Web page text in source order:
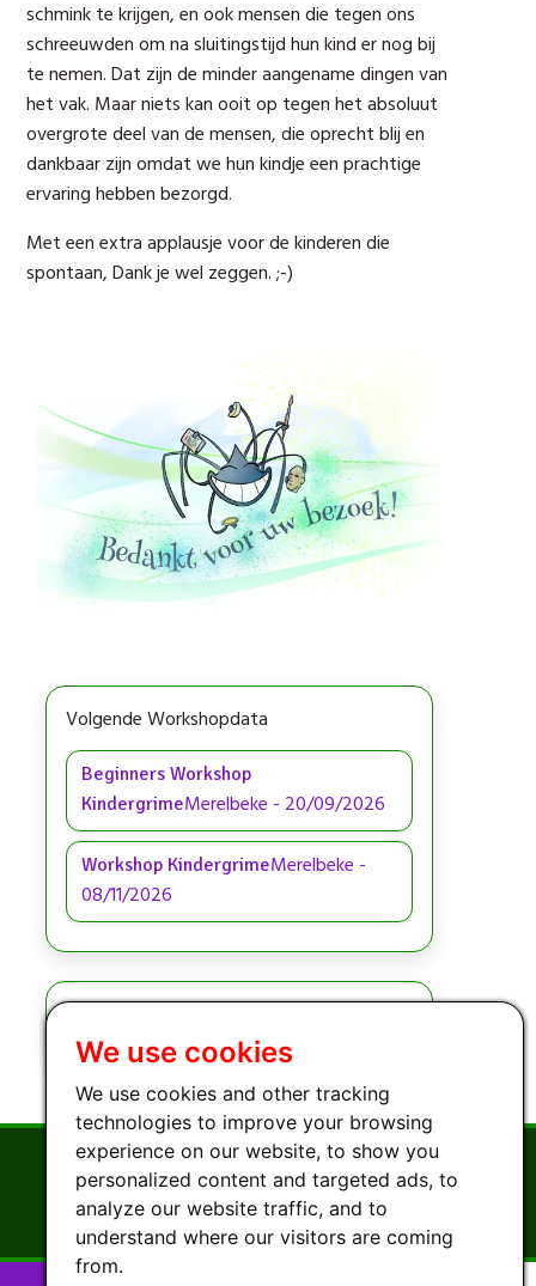
We use cookies
We use cookies and other tracking
technologies to improve your browsing
experience on our website, to show you
personalized content and targeted ads, to
analyze our website traffic, and to
understand where our visitors are coming
from.
schmink te krijgen, en ook mensen die tegen ons
schreeuwden om na sluitingstijd hun kind er nog bij
te nemen. Dat zijn de minder aangename dingen van
het vak. Maar niets kan ooit op tegen het absoluut
overgrote deel van de mensen, die oprecht blij en
dankbaar zijn omdat we hun kindje een prachtige
ervaring hebben bezorgd.
Met een extra applausje voor de kinderen die
spontaan, Dank je wel zeggen. ;-)
Volgende Workshopdata
Beginners Workshop
KindergrimeMerelbeke - 20/09/2026
Workshop KindergrimeMerelbeke -
08/11/2026
Tot Snel